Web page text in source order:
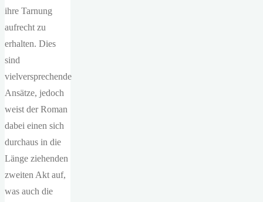
ihre Tarnung
aufrecht zu
erhalten. Dies
sind
vielversprechende
Ansätze, jedoch
weist der Roman
dabei einen sich
durchaus in die
Länge ziehenden
zweiten Akt auf,
was auch die